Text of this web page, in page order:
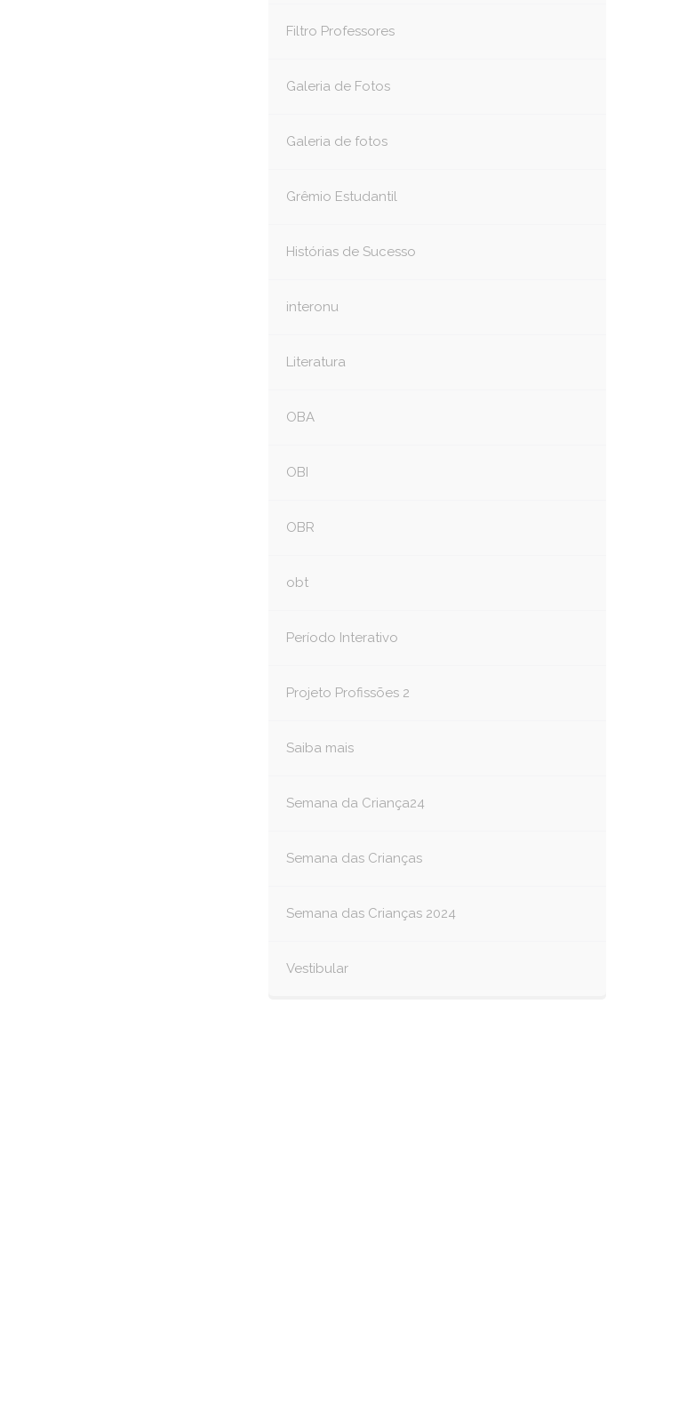
Filtro Professores
Galeria de Fotos
Galeria de fotos
Grêmio Estudantil
Histórias de Sucesso
interonu
Literatura
OBA
OBI
OBR
obt
Período Interativo
Projeto Profissões 2
Saiba mais
Semana da Criança24
Semana das Crianças
Semana das Crianças 2024
Vestibular